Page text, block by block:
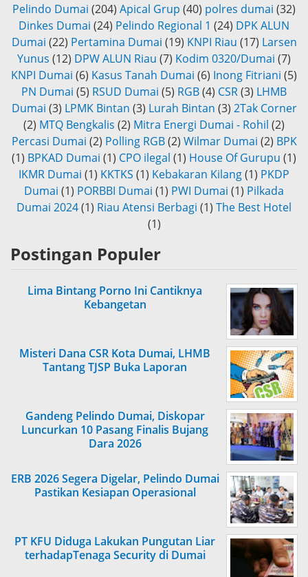
Pelindo Dumai (204) Apical Grup (40) polres dumai (32)
Dinkes Dumai (24) Pelindo Regional 1 (24) DPK ALUN
Dumai (22) Pertamina Dumai (19) KNPI Riau (17) Larsen
Yunus (12) DPW ALUN Riau (7) Kodim 0320/Dumai (7)
KNPI Dumai (6) Kasus Tanah Dumai (6) Inong Fitriani (5)
PN Dumai (5) RSUD Dumai (5) RGB(4) CSR(3) LHMB
Dumai (3) LPMK Bintan (3) Lurah Bintan (3) 2Tak Corner
(2) MTQ Bengkalis (2) Mitra Energi Dumai - Rohil (2)
Percasi Dumai (2) Polling RGB (2) Wilmar Dumai (2) BPK
(1) BPKAD Dumai (1) CPO ilegal (1) House Of Gurupu (1)
IKMR Dumai (1) KKTKS (1) Kebakaran Kilang(1) PKDP
Dumai (1) PORBBI Dumai (1) PWI Dumai (1) Pilkada
Dumai 2024(1) Riau Atensi Berbagi (1) The Best Hotel
(1)
Postingan Populer
Lima Bintang Porno Ini Cantiknya
Kebangetan
Misteri Dana CSR Kota Dumai, LHMB
Tantang TJSP Buka Laporan
Gandeng Pelindo Dumai, Diskopar
Luncurkan 10 Pasang Finalis Bujang
Dara 2026
ERB 2026 Segera Digelar, Pelindo Dumai
Pastikan Kesiapan Operasional
PT KFU Diduga Lakukan Pungutan Liar
terhadapTenaga Security di Dumai